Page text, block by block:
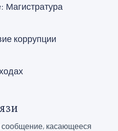
Магистратура
коррупции
касающееся